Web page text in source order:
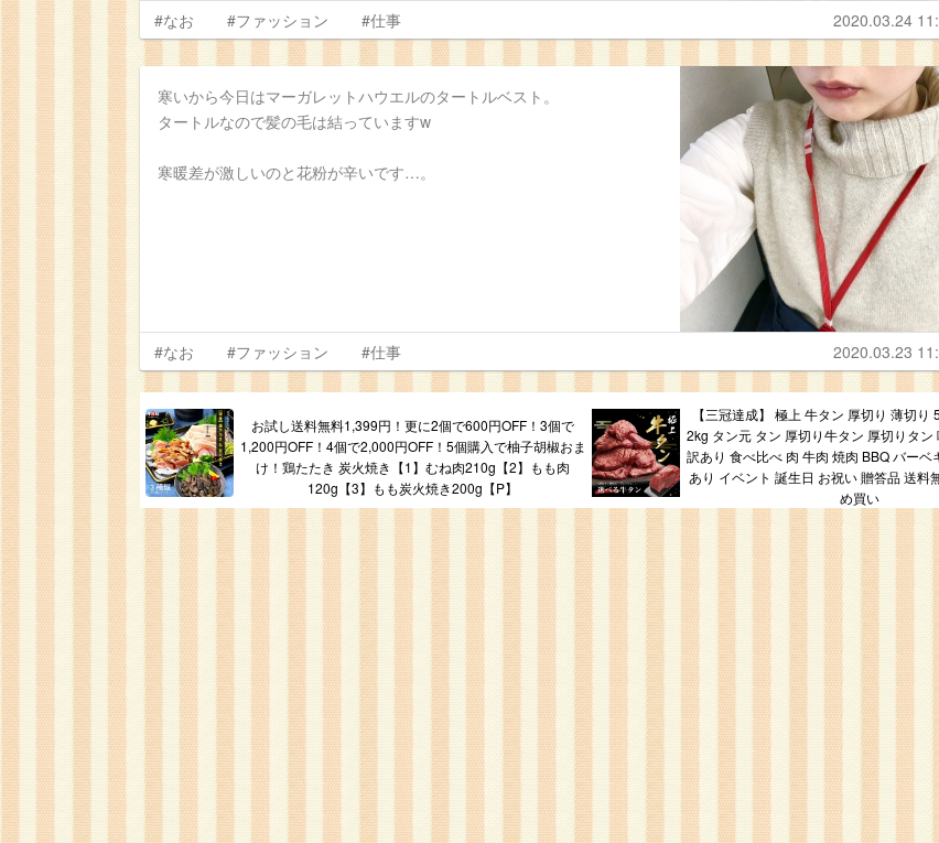
#なお #ファッション #仕事 2020.03.24
寒いから今日はマーガレットハウエルのタートルベスト。
タートルなので髪の毛は結っていますw
寒暖差が激しいのと花粉が辛いです…。
#なお #ファッション #仕事 2020.03.23
お試し送料無料1,399円！更に2個で600円OFF！3個で
1,200円OFF！4個で2,000円OFF！5個購入で柚子胡椒おま
け！鶏たたき 炭火焼き【1】むね肉210g【2】もも肉
120g【3】もも炭火焼き200g【P】
【三冠達成】 極上 牛タン 厚切り 薄切り
2kg タン元 タン 厚切り牛タン 厚切りタン
訳あり 食べ比べ 肉 牛肉 焼肉 BBQ バーベ
あり イベント 誕生日 お祝い 贈答品 送料
め買い